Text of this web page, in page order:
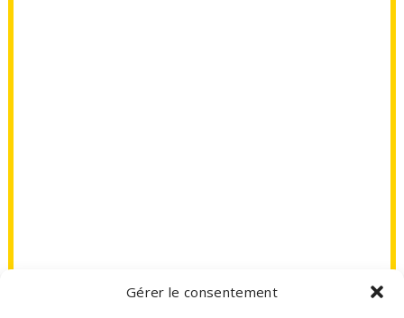
Gérer le consentement